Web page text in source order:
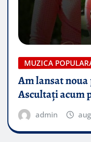
MUZICA
Am lansat noua
Ascultați acum
admin